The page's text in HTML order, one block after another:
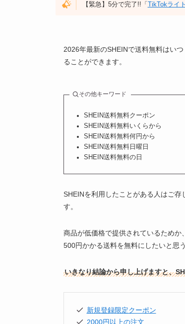
【緊急】5分で完了!!「 TikTokライ
2026年最新のSHEINで送料無料はい
ることができます。
その他キーワード
SHEIN送料無料クーポン
SHEIN送料無料いくらから
SHEIN送料無料何円から
SHEIN送料無料日曜日
SHEIN送料無料の日
SHEINを利用したことがある人はご
す。
商品が低価格で提供されているため
500円かかる送料を無料にしたいと思
いきなり結論から申し上げますと、
新規登録限定クーポン
2000円以上の注文